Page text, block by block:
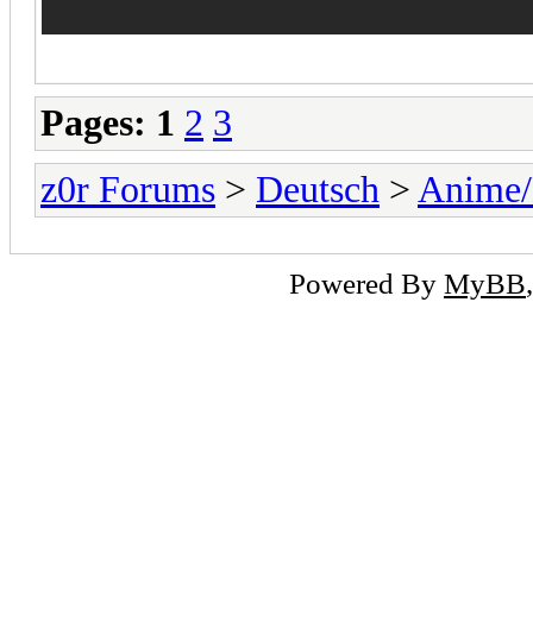
Pages: 1 2 3
z0r Forums > Deutsch >
Powered By MyBB